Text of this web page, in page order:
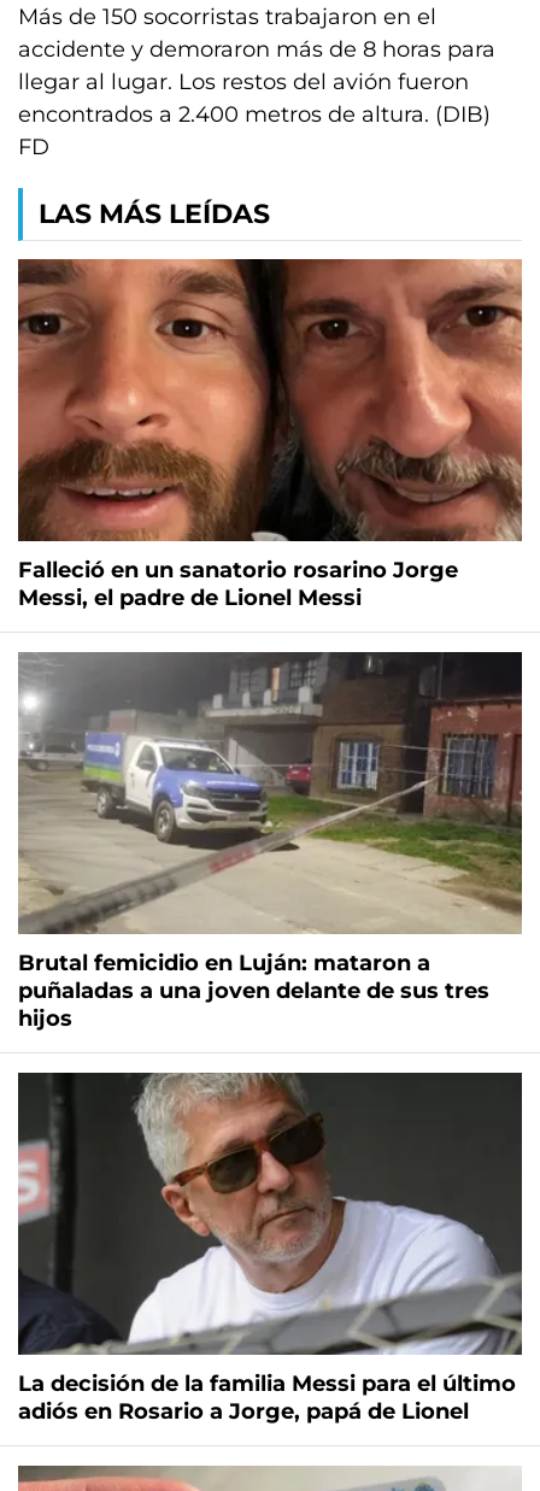
Más de 150 socorristas trabajaron en el
accidente y demoraron más de 8 horas para
llegar al lugar. Los restos del avión fueron
encontrados a 2.400 metros de altura. (DIB)
FD
LAS MÁS LEÍDAS
Falleció en un sanatorio rosarino Jorge
Messi, el padre de Lionel Messi
Brutal femicidio en Luján: mataron a
puñaladas a una joven delante de sus tres
hijos
La decisión de la familia Messi para el último
adiós en Rosario a Jorge, papá de Lionel